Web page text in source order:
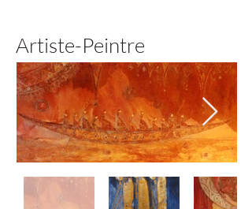
Artiste-Peintre